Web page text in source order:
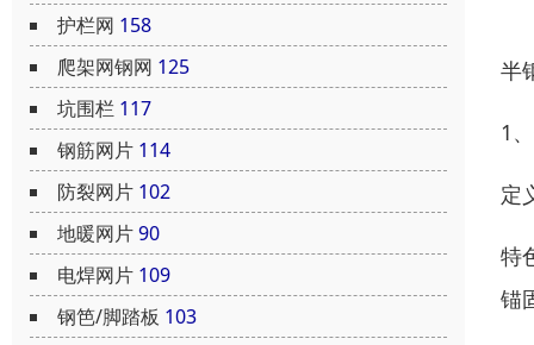
护栏网 158
爬架网钢网 125
坑围栏 117
钢筋网片 114
防裂网片 102
地暖网片90
电焊网片 109
钢笆/脚踏板 103
半
1
定
特
锚